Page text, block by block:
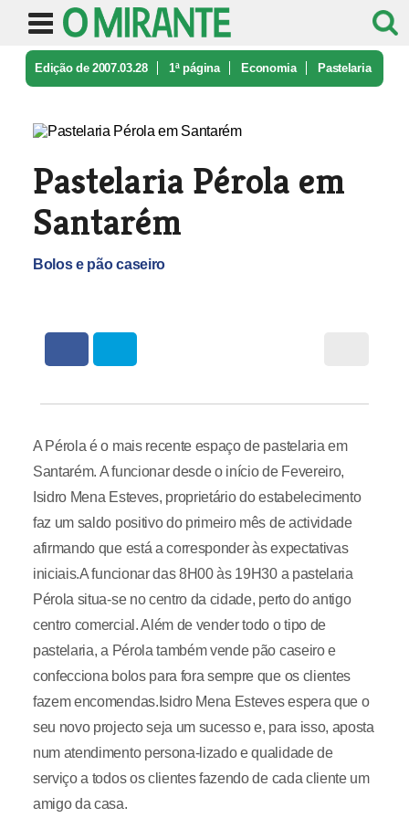
Edição de 2007.03.28 1ª página Economia Pastelaria
Pastelaria Pérola em
Santarém
Bolos e pão caseiro
A Pérola é o mais recente espaço de pastelaria em
Santarém. A funcionar desde o início de Fevereiro,
Isidro Mena Esteves, proprietário do estabelecimento
faz um saldo positivo do primeiro mês de actividade
afirmando que está a corresponder às expectativas
iniciais.A funcionar das 8H00 às 19H30 a pastelaria
Pérola situa-se no centro da cidade, perto do antigo
centro comercial. Além de vender todo o tipo de
pastelaria, a Pérola também vende pão caseiro e
confecciona bolos para fora sempre que os clientes
fazem encomendas.Isidro Mena Esteves espera que o
seu novo projecto seja um sucesso e, para isso, aposta
num atendimento persona-lizado e qualidade de
serviço a todos os clientes fazendo de cada cliente um
amigo da casa.